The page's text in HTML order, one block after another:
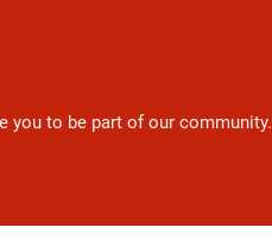
you to be part of our community.